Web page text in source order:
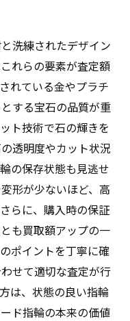
洗練されたデザイン
れらの要素が査定額
れている金やプラチ
する宝石の品質が重
ト技術で石の輝きを
透明度やカット状況
の保存状態も見逃せ
形が少ないほど、高
らに、購入時の保証
も買取額アップの一
ポイントを丁寧に確
せて適切な査定が行
は、状態の良い指輪
ド指輪の本来の価値